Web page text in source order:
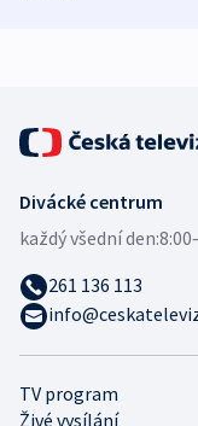
TV program
Živé vysílání
Divácké centrum
každý všední den:
261 136 113